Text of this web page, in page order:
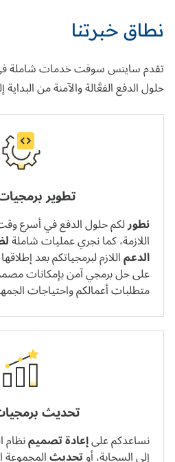
نطاق خبرتنا
تقدم ساينس سوفت خدمات شاملة
حلول الدفع الفعَّالة والآمنة من البداية
تطوير
نطورلكم حلول الدفع في أسرع
اللازمة، كما نجري عمليات شاملة
الدعماللازم لبرمجياتكم بعد
على حل برمجي آمن بإمكانات
متطلبات أعمالكم واحتياجات
تحديث
نساعدكم علىإعادة تصميمنظام